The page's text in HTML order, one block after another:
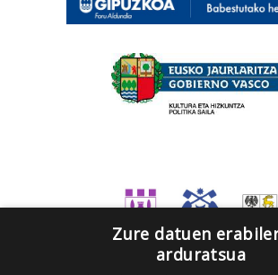
Zure datuen
arduratsua